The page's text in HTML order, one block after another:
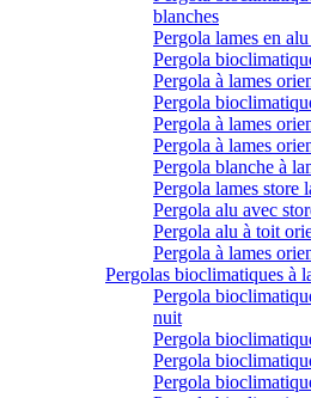
blanches
Pergola lames en
Pergola
Pergola à lames
Pergola
Pergola à lames
Pergola à lames
Pergola blanche à
Pergola lames store
Pergola alu avec
Pergola alu à toit
Pergola à lames
Pergolas bioclimatiques à
Pergola
nuit
Pergola
Pergola
Pergola